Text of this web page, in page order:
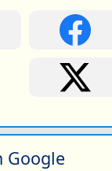
Google